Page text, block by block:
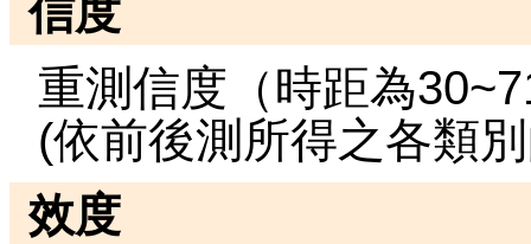
信度
重測信度（時距為
(依前後測所得之各類
效度